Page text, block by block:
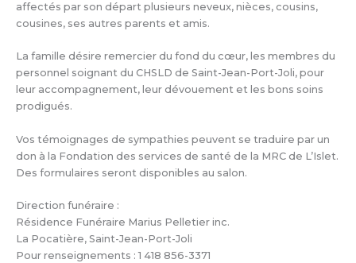
affectés par son départ plusieurs neveux, nièces, cousins,
cousines, ses autres parents et amis.
La famille désire remercier du fond du cœur, les membres du
personnel soignant du CHSLD de Saint-Jean-Port-Joli, pour
leur accompagnement, leur dévouement et les bons soins
prodigués.
Vos témoignages de sympathies peuvent se traduire par un
don à la Fondation des services de santé de la MRC de L’Islet.
Des formulaires seront disponibles au salon.
Direction funéraire :
Résidence Funéraire Marius Pelletier inc.
La Pocatière, Saint-Jean-Port-Joli
Pour renseignements : 1 418 856-3371